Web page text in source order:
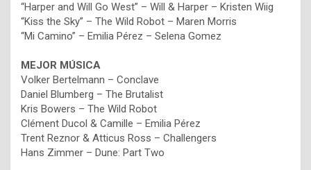
“Harper and Will Go West” – Will & Harper – Kristen Wiig
“Kiss the Sky” – The Wild Robot – Maren Morris
“Mi Camino” – Emilia Pérez – Selena Gomez
MEJOR MÚSICA
Volker Bertelmann – Conclave
Daniel Blumberg – The Brutalist
Kris Bowers – The Wild Robot
Clément Ducol & Camille – Emilia Pérez
Trent Reznor & Atticus Ross – Challengers
Hans Zimmer – Dune: Part Two